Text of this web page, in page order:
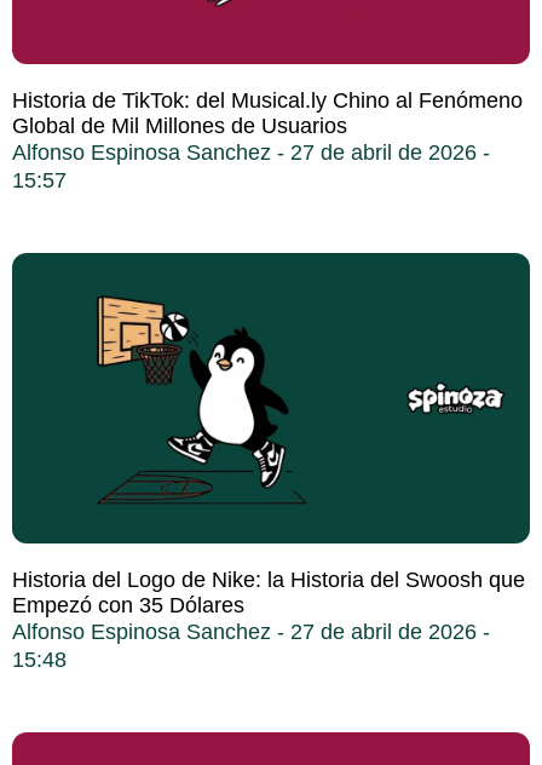
Historia de TikTok: del Musical.ly Chino al Fenómeno
Global de Mil Millones de Usuarios
Alfonso Espinosa Sanchez
27 de abril de 2026
15:57
Historia del Logo de Nike: la Historia del Swoosh que
Empezó con 35 Dólares
Alfonso Espinosa Sanchez
27 de abril de 2026
15:48